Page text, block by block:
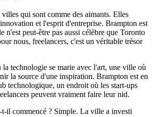
qui sont comme des aimants. Elles
et l'esprit d'entreprise. Brampton est
n'est peut-être pas aussi célèbre que Toronto
nous, freelancers, c'est un véritable trésor
technologie se marie avec l'art, une ville où
la source d'une inspiration. Brampton est en
technologique, un endroit où les start-ups
peuvent vraiment faire leur nid.
il commencé ? Simple. La ville a investi